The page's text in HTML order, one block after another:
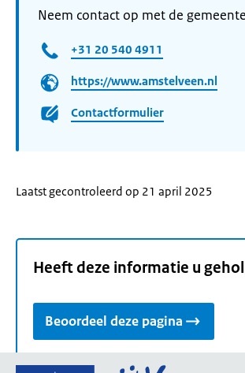
Neem contact op met de
+31 20 540 4911
https://www.amstelveen.nl
Contactformulier
Laatst gecontroleerd op 21 april 2025
Heeft deze informatie u
Beoordeel deze pagina